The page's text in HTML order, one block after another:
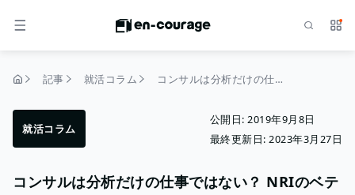
メニュー サ
記事 就活コラム コンサルは分析だけの仕事ではない？ NRIのベテランコンサルタントが語る、業務とキャリア
就活コラム
公開日: 2019年9月8日
最終更新日: 2023年3月27日
コンサルは分析だけの仕事ではない？ NRIのベテ